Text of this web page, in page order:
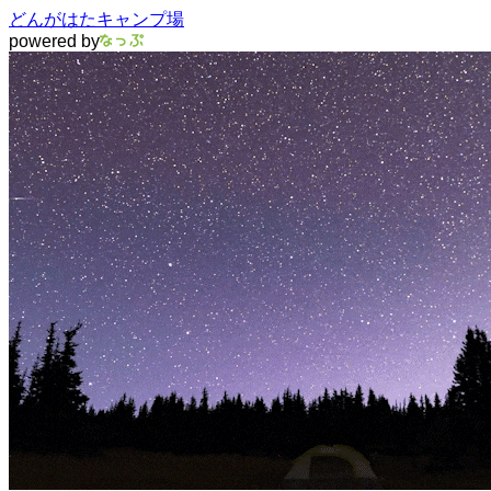
どんがはたキャンプ場
powered by